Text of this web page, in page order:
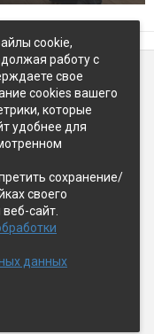
шоссе, д.5
cookie,
работу с
свое
cookies вашего
которые
удобнее для
сохранение/
своего
сайт.
данных